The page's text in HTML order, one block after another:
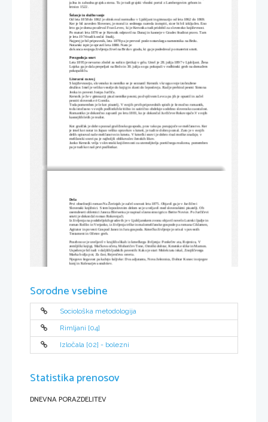
južna in zahodna grajska stena. Tu je tudi grajski vhodni portal z Lambergovim grbom in
letnico 1522.
Šolanje in službovanje
Od leta 1858 do 1862 je obiskoval normalko v Ljubljani in gimnazijo od leta 1862 do 1869.
Ker je bil zaveden Slovenec, je moral iz sedmega razreda izstopiti, sicer bi bil izključen. Eno
leto ga je doma poučeval Fran Levec, ki je Kersnika tudi pridobil za slovensko književnost.
Po maturi leta 1870 se je Kersnik odpravil na Dunaj in kasneje v Gradec študirat pravo. Tam
je leta 1974 tudi končal študij.
Najprej je bil pripravnik, leta 1878 pa je prevzel posle notarskega namestnika na Brdu.
Notarski izpit je opravil leta 1880 .Nato je
do konca svojega življenja živel na Brdu v gradu, ki ga je podedoval po materini smrti.
Prezgodnja smrt
Leta 1895 je nevarno zbolel za sušico (jetika) v grlu. Umrl je 28. julija 1897 v Ljubljani. Žena
Lojzka ga je dala prepeljati na Brdo in 30. julija so ga pokopali v rodbinski grob na domačem
pokopališču.
Literarni razvoj
S književnostjo, slovensko in nemško se je seznanil Kersnik v krogu svoje izobražene
družine. Imel je veliko veselje do knjig in zlasti do leposlovja. Rad je prebiral pesmi Simona
Jenka in povesti Josipa Jurčiča.
Kersnik je že v gimnaziji pisal nemške pesmi, pod vplivom Levca pa jih je opustil in začel
pesniti slovenske è Gomila.
Toda pomemben je le kot pisatelj. V svojih prvih pripovednih spisih je še močno romantik,
toda istočasno v svojih podlistkih kritično in satirično obdeluje sodobno slovensko zaostalost.
Romantiko je dokončno zapustil po letu 1881, ko je dokončal Jurčičeve Rokovnjače.V svojih
kasnejših letih je realist.
Kot graščak je dobro poznal graščinsko gospodo, prav tako pa porajajoče se meščanstvo. Ker
je imel kot notar in župan veliko opravkov s kmeti, je tudi te dobro poznal. Zato je v svojih
delih opisoval naše meščanstvo in kmeta. V kmečki snovi je dobro risal moške značaje, v
meščanski snovi pa je najboljši oblikovalec ženskih likov.
Janko Kersnik velja v slovenski književnosti za utemeljitelja poetičnega realizma, pomemben
pa je tudi kot naš prvi podlistkar.
Dela
Prvi obsežnejši roman Na Žerinjah je začel snovati leta 1875. Objavil ga je v Jurčičevi
Slovenski knjižnici. S tem leposlovnim delom se je uveljavil med slovenskimi pisatelji. Ob
osemdeseti obletnici Janeza Bleiweisa je napisal slavnostno igrico Berite Novice. Po Jurčičevi
smrti je dokončal roman Rokovnjači.
Iz življenja na podeželjskih gradovih je v Ljubljanskem zvonu objavil novelo Lutrski ljudje in
roman Rošlin in Verjanko, iz življenja trške in malomeščanske gospode pa romana Ciklamen,
Agitator in povesti Gospod Janez in Jara gospoda. Kmečko življenje je orisal v povestih
Testament in Očetov greh.
Posebno se je uveljavil v krajših slikah iz kmečkega življenja: Ponkrčev ata, Rojenica, V
zemljiški knjigi, Mačkova očeta, Mohoričev Tone, Otroški dohtar, Kmetske slike in Mamon.
Uspešen je bil tudi v daljših ljudskih povestih: Kako je stari Molek tatu iskal, Znojilčevega
Marka božja pot, Za čast, Rejenčeva osveta.
Njegovo šegavost pa kažejo šaljivke: Dva adjutanta, Nova železnica, Dohtar Konec in njegov
konj in Kolesarjeva snubitev.
Sorodne vsebine
Sociološka metodologija
Rimljani [04]
Izločala [02] - bolezni
Statistika prenosov
DNEVNA PORAZDELITEV